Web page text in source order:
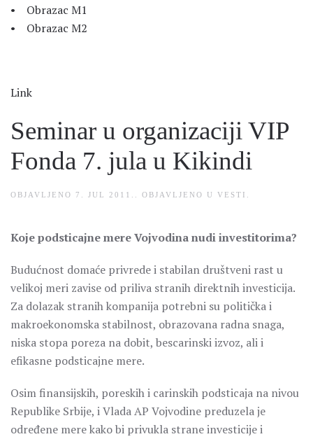
• Obrazac M1
• Obrazac M2
Link
Seminar u organizaciji VIP
Fonda 7. jula u Kikindi
OBJAVLJENO 7. JUL 2011. . OBJAVLJENO U VESTI
Koje podsticajne mere Vojvodina nudi investitorima?
Budućnost domaće privrede i stabilan društveni rast u
velikoj meri zavise od priliva stranih direktnih investicija.
Za dolazak stranih kompanija potrebni su politička i
makroekonomska stabilnost, obrazovana radna snaga,
niska stopa poreza na dobit, bescarinski izvoz, ali i
efikasne podsticajne mere.
Osim finansijskih, poreskih i carinskih podsticaja na nivou
Republike Srbije, i Vlada AP Vojvodine preduzela je
određene mere kako bi privukla strane investicije i